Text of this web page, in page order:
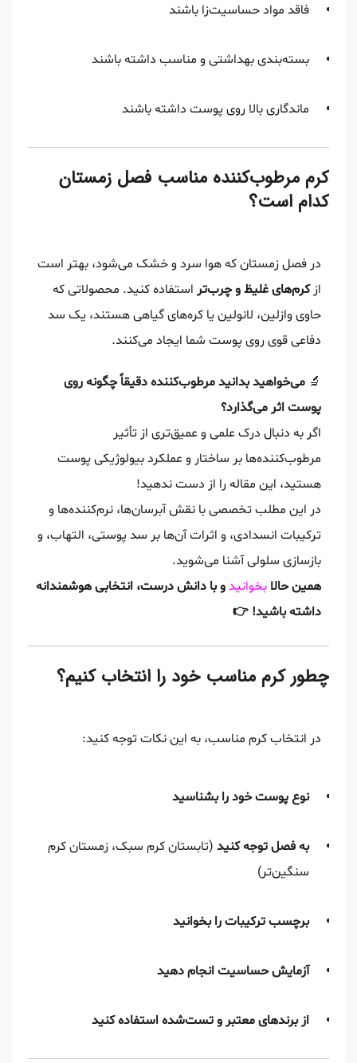
فاقد مواد حساسیت‌زا باشند
بسته‌بندی بهداشتی و مناسب داشته باشند
ماندگاری بالا روی پوست داشته باشند
کرم مرطوب‌کننده مناسب فصل زمستان
کدام است؟
در فصل زمستان که هوا سرد و خشک می‌شود، بهتر است
ازکرم‌های غلیظ و چرب‌تر استفاده کنید. محصولاتی که
حاوی وازلین، لانولین یا کره‌های گیاهی هستند، یک سد
دفاعی قوی روی پوست شما ایجاد می‌کنند.
🔬 می‌خواهید بدانید مرطوب‌کننده دقیقاً چگونه روی
پوست اثر می‌گذارد؟
اگر به دنبال درک علمی و عمیق‌تری از تأثیر
مرطوب‌کننده‌ها بر ساختار و عملکرد بیولوژیکی پوست
هستید، این مقاله را از دست ندهید!
در این مطلب تخصصی با نقش آبرسان‌ها، نرم‌کننده‌ها و
ترکیبات انسدادی، و اثرات آن‌ها بر سد پوستی، التهاب، و
بازسازی سلولی آشنا می‌شوید.
همین حالا بخوانیدو با دانش درست، انتخابی هوشمندانه
داشته باشید! 👉
چطور کرم مناسب خود را انتخاب کنیم؟
در انتخاب کرم مناسب، به این نکات توجه کنید:
نوع پوست خود را بشناسید
به فصل توجه کنید (تابستان کرم سبک، زمستان کرم
سنگین‌تر)
برچسب ترکیبات را بخوانید
آزمایش حساسیت انجام دهید
از برندهای معتبر و تست‌شده استفاده کنید